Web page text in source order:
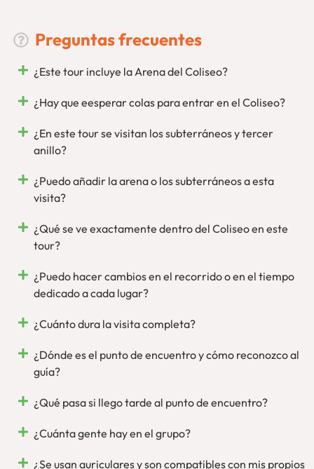
¡Quedamos En Roma! Un juego de palabras, sí, pero también
mucho abarca poco aprieta, queremos seguir
asistencia in situ para lo que necesites, respondiendo en
primera persona. Desde aquí, desde Roma, organizamos
nuestras visitas como tour operador inscrito en el registro
oficial del Parque Arqueológico
estupendos guías oficiales. Ponemos, por tanto, nuestro
rostro y voz para que disfrutes de Roma, en persona.
Preguntas frecuentes
¿Este tour incluye la Arena del Coliseo?
¿Hay que eesperar colas para entrar en el Coliseo?
¿En este tour se visitan los subterráneos y tercer
anillo?
¿Puedo añadir la arena o los subterráneos a esta
visita?
¿Qué se ve exactamente dentro del Coliseo en este
tour?
¿Puedo hacer cambios en el recorrido o en el tiempo
dedicado a cada lugar?
¿Cuánto dura la visita completa?
¿Dónde es el punto de encuentro y cómo reconozco al
guía?
¿Qué pasa si llego tarde al punto de encuentro?
¿Cuánta gente hay en el grupo?
¿Se usan auriculares y son compatibles con mis propios